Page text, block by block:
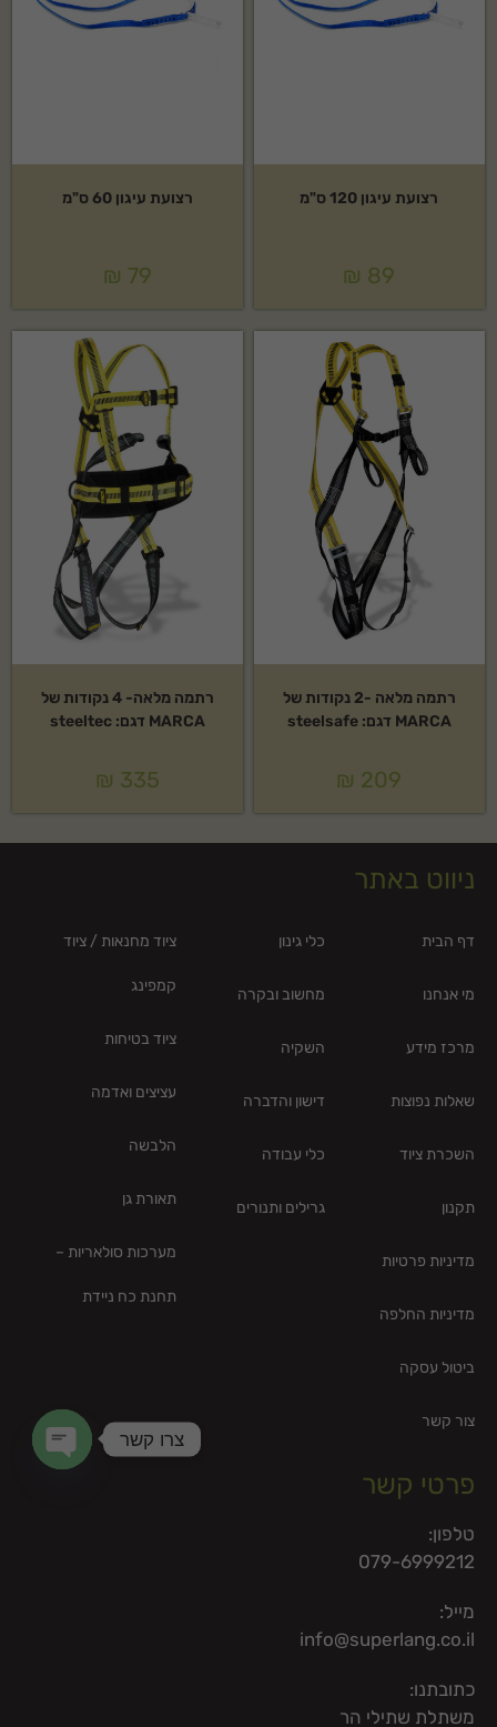
רצועת עיגון 120 ס"מ
₪ 89
רצועת עיגון 60 ס"מ
₪ 79
רתמה מלאה -2 נקודות של
MARCA דגם: steelsafe
₪ 209
רתמה מלאה- 4 נקודות של
MARCA דגם: steeltec
₪ 335
ניווט באתר
דף הבית
מי אנחנו
מרכז מידע
שאלות נפוצות
השכרת ציוד
תקנון
מדיניות פרטיות
מדיניות החלפה
ביטול עסקה
צור קשר
כלי גינון
מחשוב ובקרה
השקיה
דישון והדברה
כלי עבודה
גרילים ותנורים
ציוד מחנאות / ציוד
קמפינג
ציוד בטיחות
עציצים ואדמה
הלבשה
תאורת גן
מערכות סולאריות –
תחנת כח ניידת
פרטי קשר
טלפון:
079-6999212
מייל:
info@superlang.co.il
כתובתנו:
משתלת שתילי הר
צרו קשר